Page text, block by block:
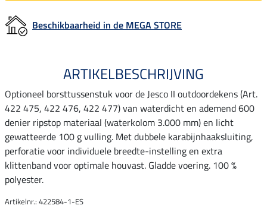
Beschikbaarheid in de MEGA STORE
ARTIKELBESCHRIJVING
Optioneel borsttussenstuk voor de Jesco II outdoordekens (Art.
422 475, 422 476, 422 477) van waterdicht en ademend 600
denier ripstop materiaal (waterkolom 3.000 mm) en licht
gewatteerde 100 g vulling. Met dubbele karabijnhaaksluiting,
perforatie voor individuele breedte-instelling en extra
klittenband voor optimale houvast. Gladde voering. 100 %
polyester.
Artikelnr.: 422584-1-ES